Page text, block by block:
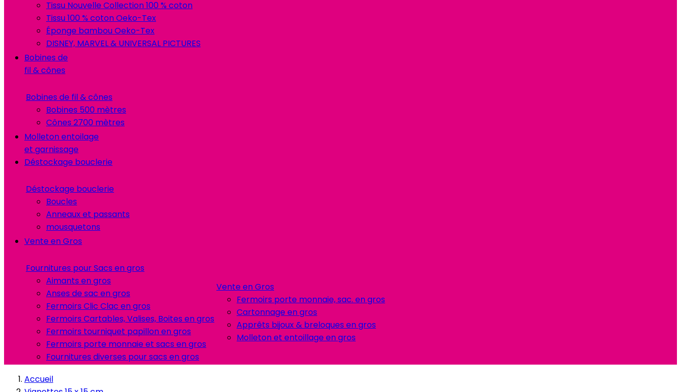
Tissu Nouvelle Collection 100 % coton
Tissu 100 % coton Oeko-Tex
Éponge bambou Oeko-Tex
DISNEY, MARVEL & UNIVERSAL PICTURES
Bobines de
fil & cônes
Bobines de fil & cônes
Bobines 500 mètres
Cônes 2700 mètres
Molleton entoilage
et garnissage
Déstockage bouclerie
Déstockage bouclerie
Boucles
Anneaux et passants
mousquetons
Vente en Gros
Fournitures pour Sacs en gros
Aimants en gros
Anses de sac en gros
Fermoirs Clic Clac en gros
Fermoirs Cartables, Valises, Boites en gros
Fermoirs tourniquet papillon en gros
Fermoirs porte monnaie et sacs en gros
Fournitures diverses pour sacs en gros
Vente en Gros
Fermoirs porte monnaie, sac. en gros
Cartonnage en gros
Apprêts bijoux & breloques en gros
Molleton et entoillage en gros
Accueil